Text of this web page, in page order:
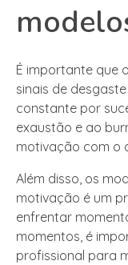
É importante que
sinais de
constante por
exaustão e ao
motivação com o
Além disso, os
motivação é um
enfrentar
momentos, é
profissional para